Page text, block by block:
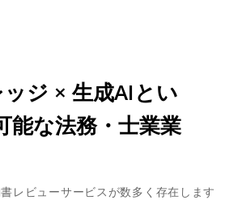
ジ × 生成AIとい
能な法務・士業業
レビューサービスが数多く存在します